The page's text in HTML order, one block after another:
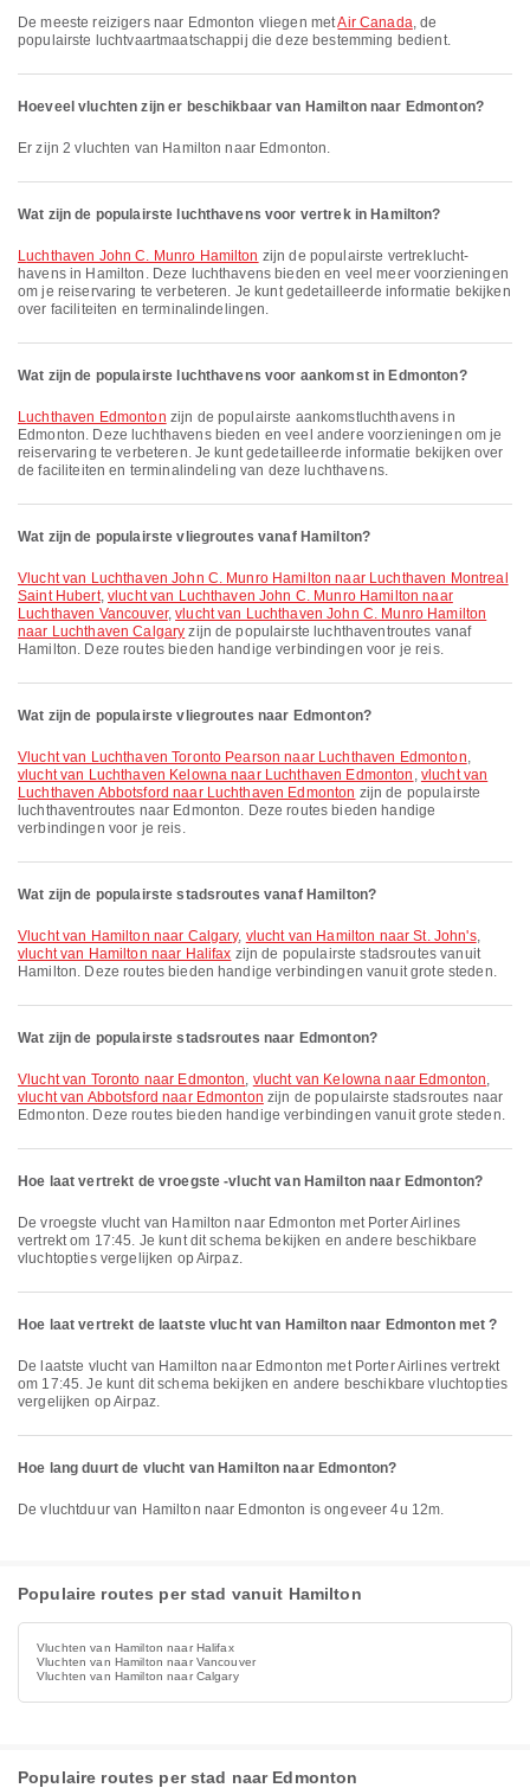
De meeste reizigers naar Edmonton vliegen metAir Canada, de
populairste luchtvaartmaatschappij die deze bestemming bedient.
Hoeveel vluchten zijn er beschikbaar van Hamilton naar Edmonton?
Er zijn 2 vluchten van Hamilton naar Edmonton.
Wat zijn de populairste luchthavens voor vertrek in Hamilton?
Luchthaven John C. Munro Hamilton zijn de populairste vertrek­lucht­
havens in Hamilton. Deze luchthavens bieden en veel meer voorzieningen
om je reiservaring te verbeteren. Je kunt gedetailleerde informatie bekijken
over faciliteiten en terminalindelingen.
Wat zijn de populairste luchthavens voor aankomst in Edmonton?
Luchthaven Edmonton zijn de populairste aankomstluchthavens in
Edmonton. Deze luchthavens bieden en veel andere voorzieningen om je
reiservaring te verbeteren. Je kunt gedetailleerde informatie bekijken over
de faciliteiten en terminalindeling van deze luchthavens.
Wat zijn de populairste vliegroutes vanaf Hamilton?
vlucht van Luchthaven John C. Munro Hamilton naar Luchthaven Montreal
Saint Hubert, vlucht van Luchthaven John C. Munro Hamilton naar
Luchthaven Vancouver,vlucht van Luchthaven John C. Munro Hamilton
naar Luchthaven Calgary zijn de populairste luchthaventroutes vanaf
Hamilton. Deze routes bieden handige verbindingen voor je reis.
Wat zijn de populairste vliegroutes naar Edmonton?
vlucht van Luchthaven Toronto Pearson naar Luchthaven Edmonton,
vlucht van Luchthaven Kelowna naar Luchthaven Edmonton , vlucht van
Luchthaven Abbotsford naar Luchthaven Edmonton zijn de populairste
luchthaventroutes naar Edmonton. Deze routes bieden handige
verbindingen voor je reis.
Wat zijn de populairste stadsroutes vanaf Hamilton?
vlucht van Hamilton naar Calgary, vlucht van Hamilton naar St. John's,
vlucht van Hamilton naar Halifax zijn de populairste stadsroutes vanuit
Hamilton. Deze routes bieden handige verbindingen vanuit grote steden.
Wat zijn de populairste stadsroutes naar Edmonton?
vlucht van Toronto naar Edmonton, vlucht van Kelowna naar Edmonton,
vlucht van Abbotsford naar Edmonton zijn de populairste stadsroutes naar
Edmonton. Deze routes bieden handige verbindingen vanuit grote steden.
Hoe laat vertrekt de vroegste -vlucht van Hamilton naar Edmonton?
De vroegste vlucht van Hamilton naar Edmonton met Porter Airlines
vertrekt om 17:45. Je kunt dit schema bekijken en andere beschikbare
vluchtopties vergelijken op Airpaz.
Hoe laat vertrekt de laatste vlucht van Hamilton naar Edmonton met ?
De laatste vlucht van Hamilton naar Edmonton met Porter Airlines vertrekt
om 17:45. Je kunt dit schema bekijken en andere beschikbare vluchtopties
vergelijken op Airpaz.
Hoe lang duurt de vlucht van Hamilton naar Edmonton?
De vluchtduur van Hamilton naar Edmonton is ongeveer 4u 12m.
Populaire routes per stad vanuit Hamilton
Vluchten van Hamilton naar Halifax
Vluchten van Hamilton naar Vancouver
Vluchten van Hamilton naar Calgary
Populaire routes per stad naar Edmonton